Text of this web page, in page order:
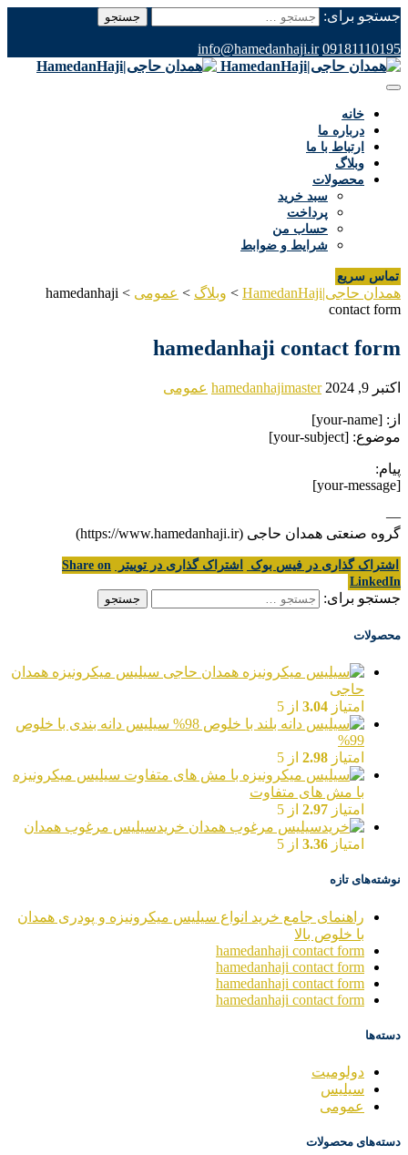
جستجو برای:
09181110195
info@hamedanhaji.ir
خانه
درباره ما
ارتباط با ما
وبلاگ
محصولات
سبد خرید
پرداخت
حساب من
شرایط و ضوابط
تماس سریع
همدان حاجی|HamedanHaji > وبلاگ > عمومی >
hamedanhaji
contact form
hamedanhaji contact form
اکتبر 9, 2024 hamedanhajimaster عمومی
از: [your-name]
موضوع: [your-subject]
پیام:
[your-message]
—
گروه صنعتی همدان حاجی (https://www.hamedanhaji.ir)
اشتراک گذاری در فیس بوک اشتراک گذاری در توییتر
Share on
LinkedIn
جستجو برای:
محصولات
سیلیس میکرونیزه همدان
حاجی
امتیاز 3.04 از 5
سیلیس دانه بندی با خلوص
99%
امتیاز 2.98 از 5
سیلیس میکرونیزه
با مش های متفاوت
امتیاز 2.97 از 5
خریدسیلیس مرغوب همدان
امتیاز 3.36 از 5
نوشته‌های تازه
راهنمای جامع خرید انواع سیلیس میکرونیزه و پودری همدان
با خلوص بالا
hamedanhaji contact form
hamedanhaji contact form
hamedanhaji contact form
hamedanhaji contact form
دسته‌ها
دولومیت
سیلیس
عمومی
دسته‌های محصولات